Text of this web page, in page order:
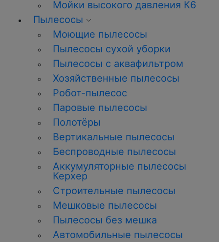
Мойки высокого давления К6
Пылесосы
Моющие пылесосы
Пылесосы сухой уборки
Пылесосы с аквафильтром
Хозяйственные пылесосы
Робот-пылесос
Паровые пылесосы
Полотёры
Вертикальные пылесосы
Беспроводные пылесосы
Аккумуляторные пылесосы
Керхер
Строительные пылесосы
Мешковые пылесосы
Пылесосы без мешка
Автомобильные пылесосы